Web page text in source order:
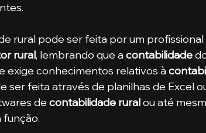
rural pode ser feita por um profissional
rural, lembrando que a contabilidade
exige conhecimentos relativos à
ser feita através de planilhas de Excel
de contabilidade rural ou até
função.